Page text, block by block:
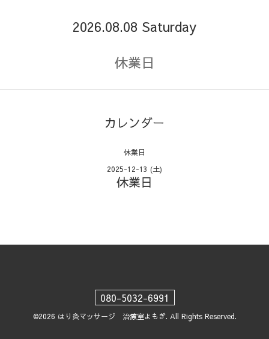
2026.08.08 Saturday
休業日
カレンダー
休業日
2025-12-13 (土)
休業日
080-5032-6991
©2026 はり灸マッサージ 治療室よもぎ. All Rights Reserved.